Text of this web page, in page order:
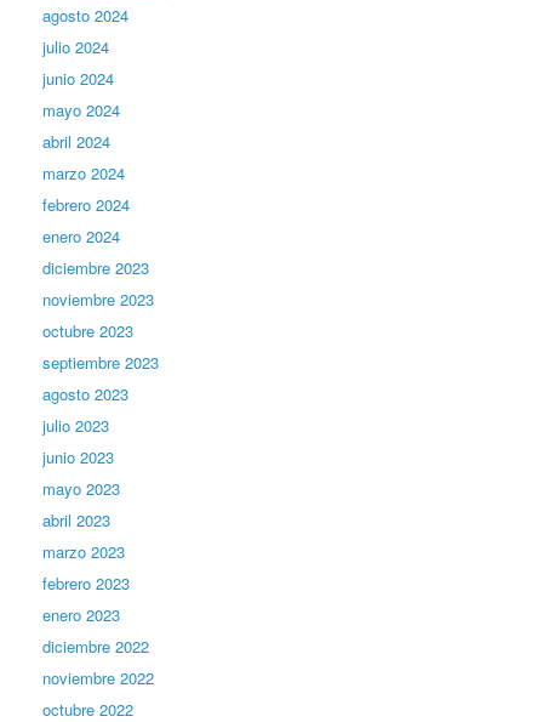
agosto 2024
julio 2024
junio 2024
mayo 2024
abril 2024
marzo 2024
febrero 2024
enero 2024
diciembre 2023
noviembre 2023
octubre 2023
septiembre 2023
agosto 2023
julio 2023
junio 2023
mayo 2023
abril 2023
marzo 2023
febrero 2023
enero 2023
diciembre 2022
noviembre 2022
octubre 2022